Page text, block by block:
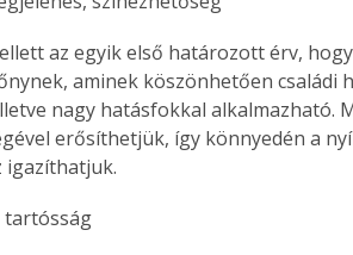
az egyik első határozott érv,
aminek köszönhetően családi
nagy hatásfokkal alkalmazható.
erősíthetjük, így könnyedén a
igazíthatjuk.
tartósság